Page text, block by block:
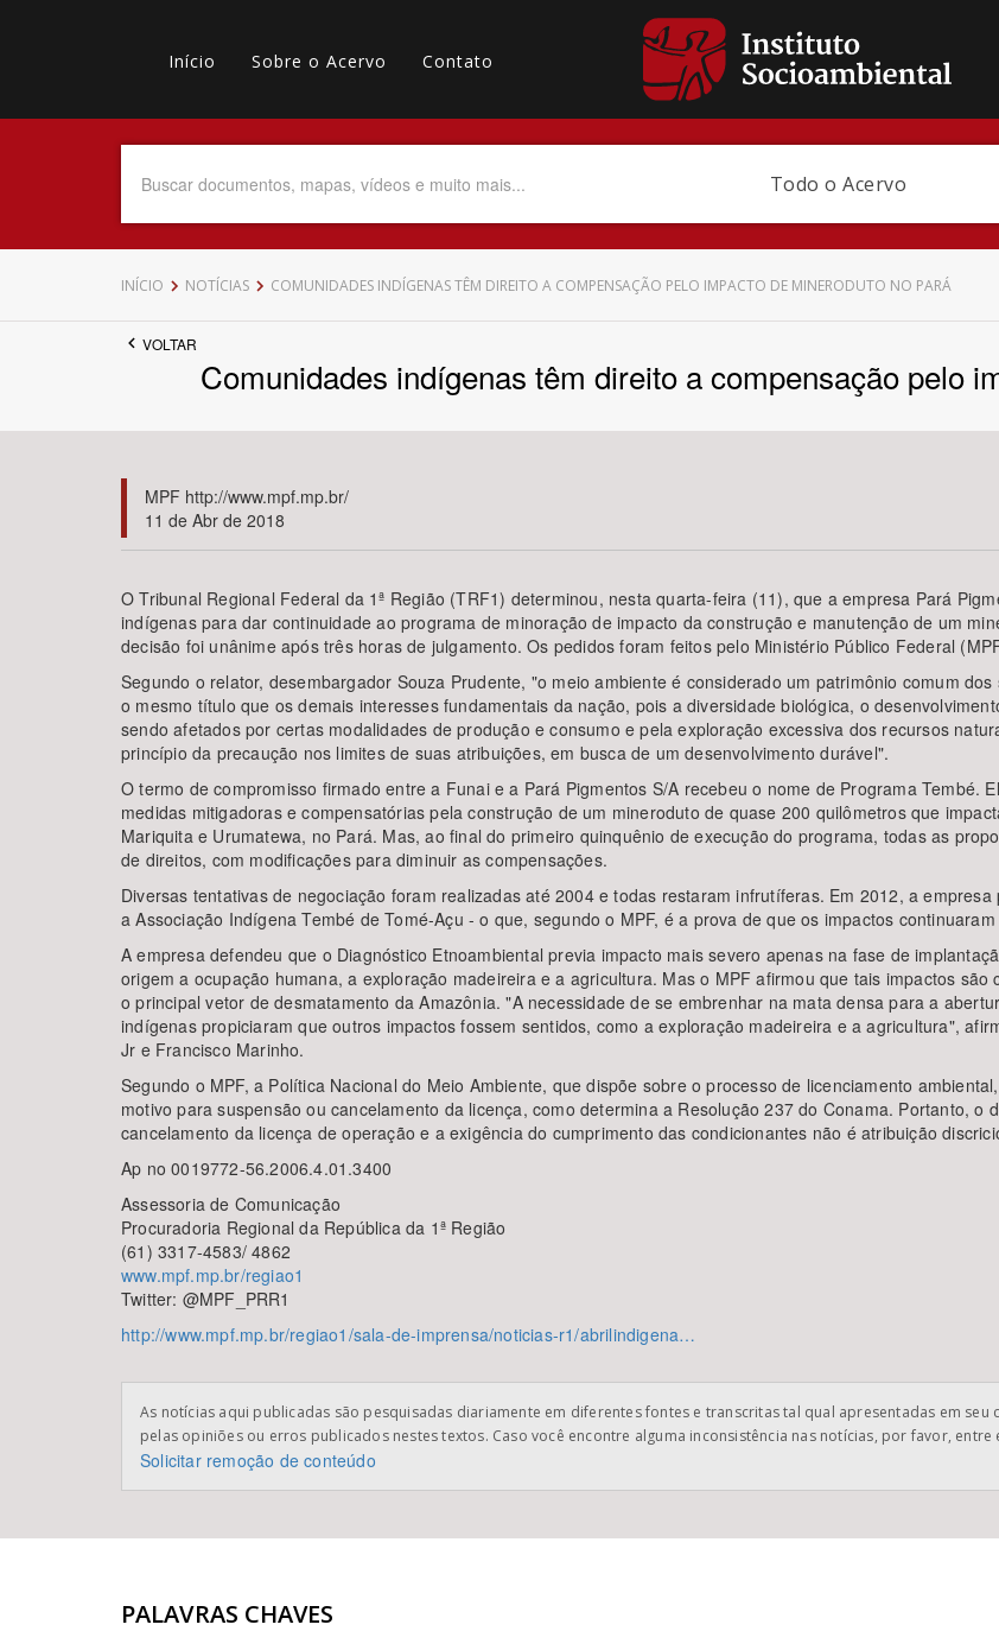
Main
navigation
Início Sobre o Acervo Contato
secundário
Todo o Acervo
Data do Documento Até
Bioma / Bacia
Tema
Área de Levantamento Área Protegida
INÍCIO NOTÍCIAS COMUNIDADES INDÍGENAS TÊM DIREITO A COMPENSAÇÃO PELO IMPACTO DE MINERODUTO NO PARÁ
VOLTAR
Comunidades indígenas têm direito a compensação pelo
MPF http://www.mpf.mp.br/
11 de Abr de 2018
O Tribunal Regional Federal da 1ª Região (TRF1) determinou, nesta quarta-feira (11), que a empresa Pará
indígenas para dar continuidade ao programa de minoração de impacto da construção e manutenção de um
decisão foi unânime após três horas de julgamento. Os pedidos foram feitos pelo Ministério Público Federal
Segundo o relator, desembargador Souza Prudente, "o meio ambiente é considerado um patrimônio comum
o mesmo título que os demais interesses fundamentais da nação, pois a diversidade biológica, o
sendo afetados por certas modalidades de produção e consumo e pela exploração excessiva dos recursos
princípio da precaução nos limites de suas atribuições, em busca de um desenvolvimento durável".
O termo de compromisso firmado entre a Funai e a Pará Pigmentos S/A recebeu o nome de Programa Tembé.
medidas mitigadoras e compensatórias pela construção de um mineroduto de quase 200 quilômetros que
Mariquita e Urumatewa, no Pará. Mas, ao final do primeiro quinquênio de execução do programa, todas as
de direitos, com modificações para diminuir as compensações.
Diversas tentativas de negociação foram realizadas até 2004 e todas restaram infrutíferas. Em 2012, a
a Associação Indígena Tembé de Tomé-Açu - o que, segundo o MPF, é a prova de que os impactos
A empresa defendeu que o Diagnóstico Etnoambiental previa impacto mais severo apenas na fase de
origem a ocupação humana, a exploração madeireira e a agricultura. Mas o MPF afirmou que tais impactos
o principal vetor de desmatamento da Amazônia. "A necessidade de se embrenhar na mata densa para a
indígenas propiciaram que outros impactos fossem sentidos, como a exploração madeireira e a agricultura",
Jr e Francisco Marinho.
Segundo o MPF, a Política Nacional do Meio Ambiente, que dispõe sobre o processo de licenciamento
motivo para suspensão ou cancelamento da licença, como determina a Resolução 237 do Conama. Portanto,
cancelamento da licença de operação e a exigência do cumprimento das condicionantes não é atribuição
Ap no 0019772-56.2006.4.01.3400
Assessoria de Comunicação
Procuradoria Regional da República da 1ª Região
(61) 3317-4583/ 4862
www.mpf.mp.br/regiao1
Twitter: @MPF_PRR1
http://www.mpf.mp.br/regiao1/sala-de-imprensa/noticias-r1/abrilindigena…
As notícias aqui publicadas são pesquisadas diariamente em diferentes fontes e transcritas tal qual apresentadas em
pelas opiniões ou erros publicados nestes textos. Caso você encontre alguma inconsistência nas notícias, por favor,
Solicitar remoção de conteúdo
PALAVRAS CHAVES